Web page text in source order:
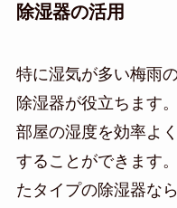
除湿器の活用
特に湿気が多い梅雨
除湿器が役立ちます
部屋の湿度を効率よ
することができます
たタイプの除湿器な